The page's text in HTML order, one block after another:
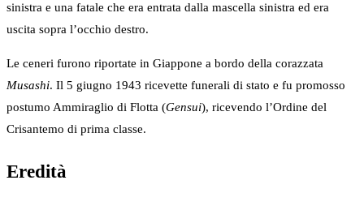
sinistra e una fatale che era entrata dalla mascella sinistra ed era
uscita sopra l’occhio destro.
Le ceneri furono riportate in Giappone a bordo della corazzata
Musashi. Il 5 giugno 1943 ricevette funerali di stato e fu promosso
postumo Ammiraglio di Flotta (Gensui), ricevendo l’Ordine del
Crisantemo di prima classe.
Eredità